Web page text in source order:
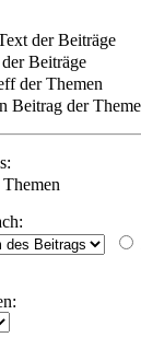
der Beiträge
Beiträge
der Themen
Beitrag der
Themen